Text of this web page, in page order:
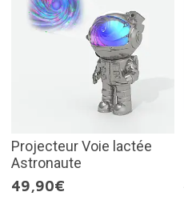
Projecteur Voie lactée
Astronaute
49,90€